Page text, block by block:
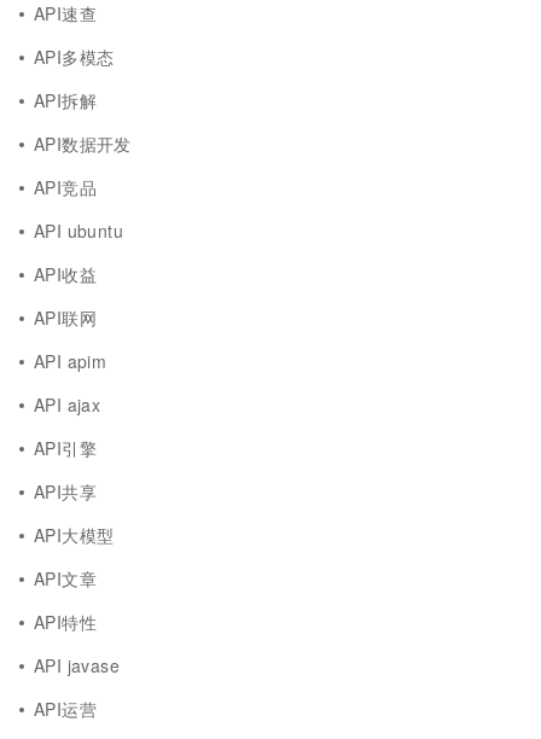
API速查
API多模态
API拆解
API数据开发
API竞品
API ubuntu
API收益
API联网
API apim
API ajax
API引擎
API共享
API大模型
API文章
API特性
API javase
API运营